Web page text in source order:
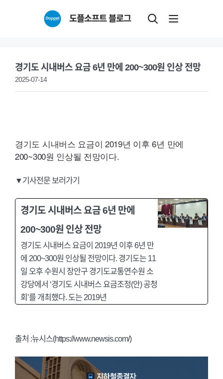
도플소프트 블로그
경기도 시내버스 요금 6년 만에 200~300원 인상 전망
2025-07-14
경기도 시내버스 요금이 2019년 이후 6년 만에
200~300원 인상될 전망이다.
▼기사전문 보러가기
경기도 시내버스 요금 6년 만에
200~300원 인상 전망
경기도 시내버스 요금이 2019년 이후 6년 만
에 200~300원 인상될 전망이다. 경기도는 11
일 오후 수원시 장안구 경기도교통연수원 소
강당에서 ‘경기도 시내버스 요금조정(안) 공청
회’를 개최했다. 도는 2019년
출처 :뉴시스(https://www.newsis.com/)